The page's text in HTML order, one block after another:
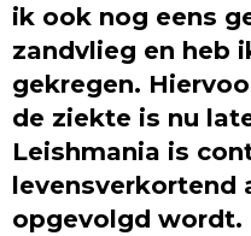
ik ook nog eens
zandvlieg en heb
gekregen.
de ziekte is nu
Leishmania is
levensverkortend
opgevolgd wordt.